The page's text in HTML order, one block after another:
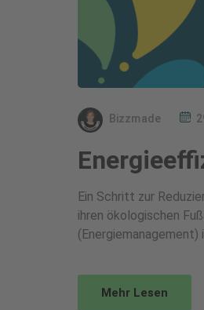
Bizzmade
Ein Schritt zur
ihren ökologischen
Mehr Lesen